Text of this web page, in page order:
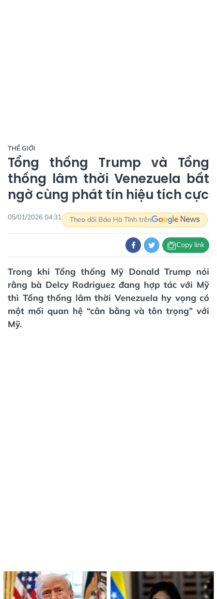
THẾ GIỚI
Tổng thống Trump và Tổng
thống lâm thời Venezuela bất
ngờ cùng phát tín hiệu tích cực
05/01/2026 04:31 Theo dõi Báo Hà Tĩnh trên
Copy link
Trong khi Tổng thống Mỹ Donald Trump nói
rằng bà Delcy Rodriguez đang hợp tác với Mỹ
thì Tổng thống lâm thời Venezuela hy vọng có
một mối quan hệ “cân bằng và tôn trọng” với
Mỹ.